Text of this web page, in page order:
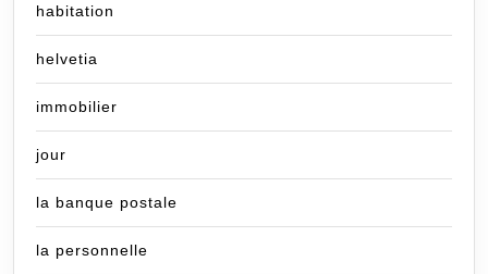
habitation
helvetia
immobilier
jour
la banque postale
la personnelle